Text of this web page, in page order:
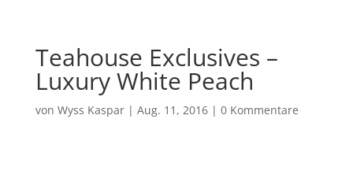
Teahouse Exclusives –
Luxury White Peach
von Wyss Kaspar| Aug. 11, 2016| 0 Kommentare